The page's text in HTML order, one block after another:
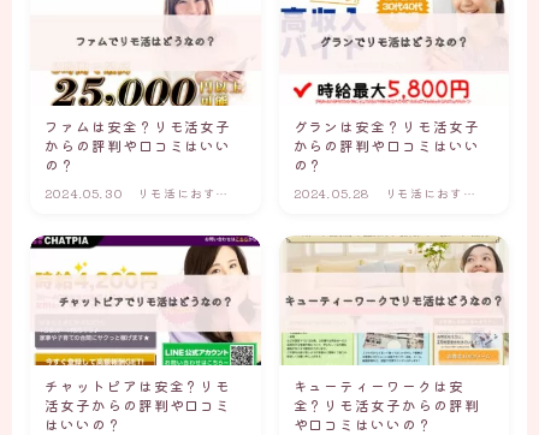
ファムは安全？リモ活女子
からの評判や口コミはいい
の？
2024.05.30
リモ活におすす
ト・アプリ
グランは安全？リモ活女子
からの評判や口コミはいい
の？
2024.05.28
リモ活におすす
ト・アプリ
チャットピアは安全？リモ
活女子からの評判や口コミ
はいいの？
キューティーワークは安
全？リモ活女子からの評判
や口コミはいいの？